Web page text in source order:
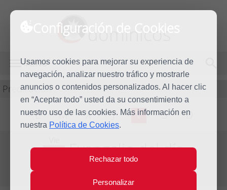
Configuración de Cookies
Usamos cookies para mejorar su experiencia de
navegación, analizar nuestro tráfico y mostrarle
anuncios o contenidos personalizados. Al hacer clic
en “Aceptar todo” usted da su consentimiento a
nuestro uso de las cookies. Más información en
nuestra Política de Cookies.
Rechazar todo
Personalizar
dominicos
MENÚ
Predicación
L M X J V S D
20 Evangelio del día